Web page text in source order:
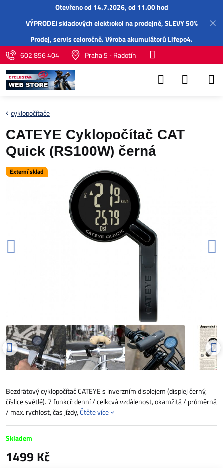
✕
Otevřeno od 14.7.2026, od 11.00 hod
VÝPRODEJ skladových elektrokol na prodejně, SLEVY 50%
Prodej,servisceloročně.Výroba akumulátorů Lifepo4.
602 856 404
Praha 5 - Radotín
Externí sklad
cyklopočítače
CATEYE Cyklopočítač CAT
Quick (RS100W) černá
Bezdrátový cyklopočítač CATEYE s inverzním displejem (displej černý,
číslice světlé). 7 funkcí: denní / celková vzdálenost, okamžitá / průměrná
/ max. rychlost, čas jízdy,Čtěte více
Skladem
1499 Kč